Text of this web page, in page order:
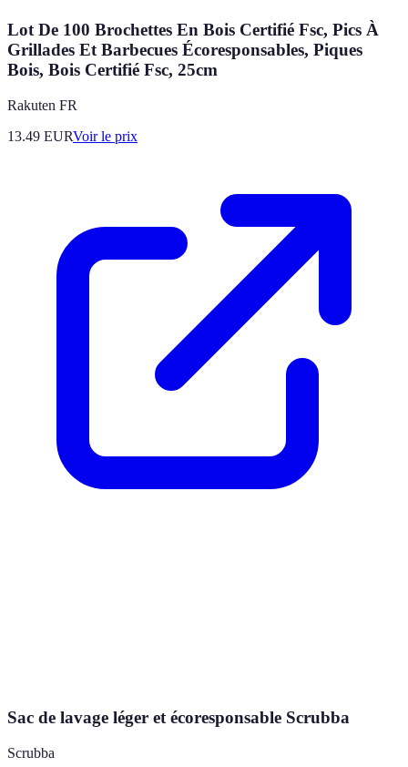
Lot De 100 Brochettes En Bois Certifié Fsc, Pics À
Grillades Et Barbecues Écoresponsables, Piques
Bois, Bois Certifié Fsc, 25cm
Rakuten FR
13.49 EURVoir le prix
Sac de lavage léger et écoresponsable Scrubba
Scrubba